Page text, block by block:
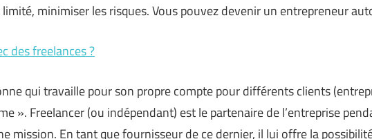
minimiser les risques. Vous pouvez devenir un entrepreneur
des freelances ?
qui travaille pour son propre compte pour différents clients
». Freelancer (ou indépendant) est le partenaire de l’entreprise
mission. En tant que fournisseur de ce dernier, il lui offre la